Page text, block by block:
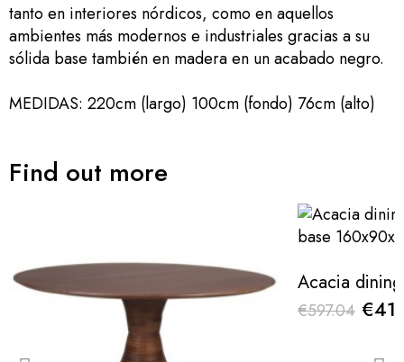
tanto en interiores nórdicos, como en aquellos
ambientes más modernos e industriales gracias a su
sólida base también en madera en un acabado negro.
MEDIDAS: 220cm (largo) 100cm (fondo) 76cm (alto)
Find out more
€597.04